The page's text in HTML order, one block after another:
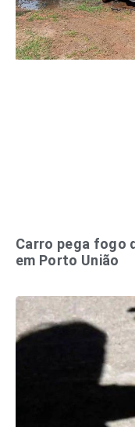
Carro pega fogo
em Porto União